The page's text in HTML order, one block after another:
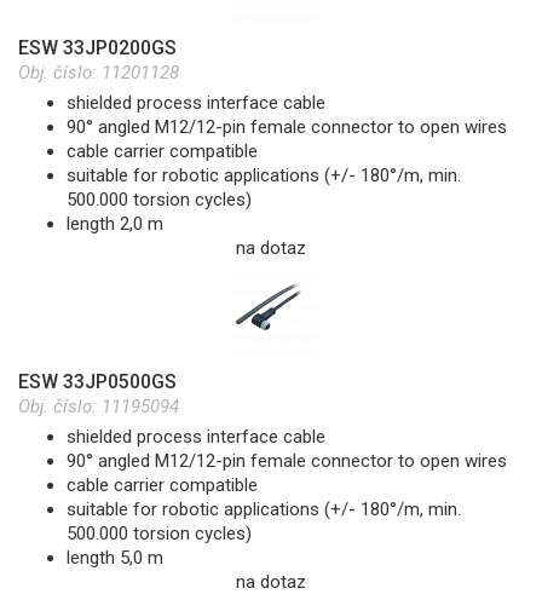
ESW 33JP0200GS
Obj. číslo: 11201128
shielded process interface cable
90° angled M12/12-pin female connector to open wires
cable carrier compatible
suitable for robotic applications (+/- 180°/m, min.
500.000 torsion cycles)
length 2,0 m
na dotaz
ESW 33JP0500GS
Obj. číslo: 11195094
shielded process interface cable
90° angled M12/12-pin female connector to open wires
cable carrier compatible
suitable for robotic applications (+/- 180°/m, min.
500.000 torsion cycles)
length 5,0 m
na dotaz